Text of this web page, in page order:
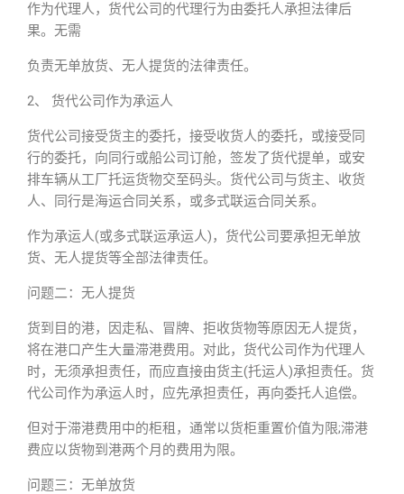
作为代理人，货代公司的代理行为由委托人承担法律后
果。无需
负责无单放货、无人提货的法律责任。
2、 货代公司作为承运人
货代公司接受货主的委托，接受收货人的委托，或接受同
行的委托，向同行或船公司订舱，签发了货代提单，或安
排车辆从工厂托运货物交至码头。货代公司与货主、收货
人、同行是海运合同关系，或多式联运合同关系。
作为承运人(或多式联运承运人)，货代公司要承担无单放
货、无人提货等全部法律责任。
问题二：无人提货
货到目的港，因走私、冒牌、拒收货物等原因无人提货，
将在港口产生大量滞港费用。对此，货代公司作为代理人
时，无须承担责任，而应直接由货主(托运人)承担责任。货
代公司作为承运人时，应先承担责任，再向委托人追偿。
但对于滞港费用中的柜租，通常以货柜重置价值为限;滞港
费应以货物到港两个月的费用为限。
问题三：无单放货